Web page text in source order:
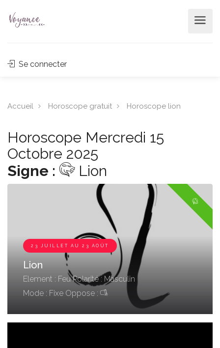
Se connecter
Accueil Horoscope gratuit Horoscope lion
Horoscope Mercredi 15
Octobre 2025
Signe :
Lion
23 JUILLET AU 23 AOÛT
Lion
Element : Feu Polarité : Masculin
Mode : Fixe Oppose :